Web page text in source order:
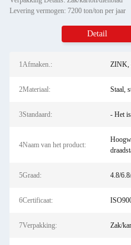
Levering vermogen: 7200 ton/ton per jaar
Detail
1Afmaken.: ZINK,
2Materiaal: Staal,
3Standaard: - Het
4Naam van het product:
5Graad: 4.8/
6Certificaat:
7Verpakking: Zak/